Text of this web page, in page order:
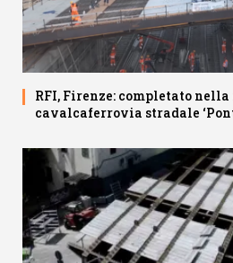
RFI, Firenze: completato
cavalcaferrovia stradale